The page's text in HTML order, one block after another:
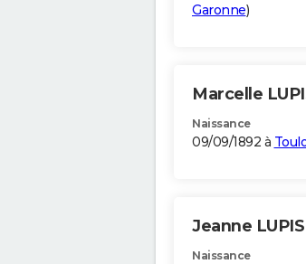
Garonne)
Marcelle
Naissance
09/09/1892 à
Jeanne LUPIS
Naissance